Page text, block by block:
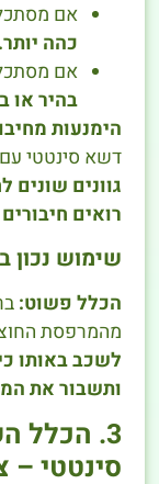
אם
כהה יותר.
אם
בהיר או
הימנעות
דשא סינטטי עם
גוונים שונים
רואים
שימוש נכון
הכלל פשוט:
מהמרפסת
לשכב באותו
ותשבור את
3. הכלל
סינטטי